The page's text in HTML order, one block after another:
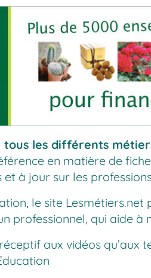
les différents
en matière de
à jour sur les
le site Lesmétiers.net
professionnel, qui aide
aux vidéos qu’aux